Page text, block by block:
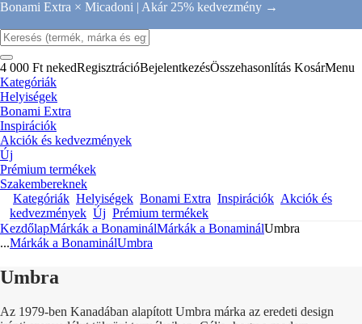
Bonami Extra × Micadoni | Akár 25% kedvezmény →
4 000 Ft nekedRegisztrációBejelentkezésÖsszehasonlítás KosárMenu
Kategóriák
Helyiségek
Bonami Extra
Inspirációk
Akciók és kedvezmények
Új
Prémium termékek
Szakembereknek
Kategóriák Helyiségek Bonami Extra Inspirációk Akciók és
kedvezmények Új Prémium termékek
KezdőlapMárkák a BonaminálMárkák a BonaminálUmbra
...Márkák a BonaminálUmbra
Umbra
Az 1979-ben Kanadában alapított Umbra márka az eredeti design